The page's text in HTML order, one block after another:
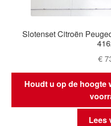
Slotenset Citroën
€
Houdt u op de hoogte
Lees